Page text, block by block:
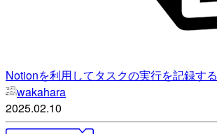
Notionを利用してタスクの実行を記録する
wakahara
2025.02.10